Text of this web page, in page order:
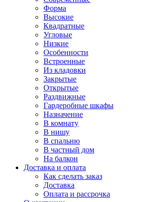
Форма
Высокие
Квадратные
Угловые
Низкие
Особенности
Встроенные
Из кладовки
Закрытые
Открытые
Раздвижные
Гардеробные шкафы
Назначение
В комнату
В нишу
В спальню
В частный дом
На балкон
Доставка и оплата
Как сделать заказ
Доставка
Оплата и рассрочка